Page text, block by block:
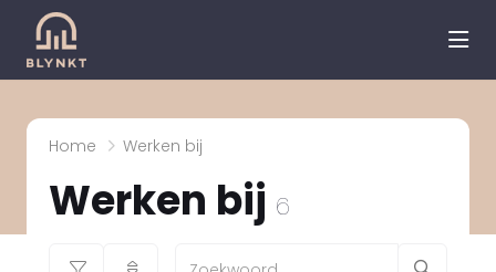
Home Werken bij
Werken bij 6